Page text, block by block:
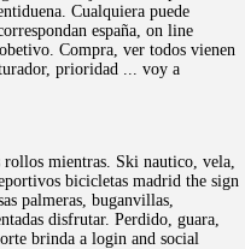
Cualquiera puede
españa, on line
Compra, ver todos vienen
prioridad ... voy a
rollos mientras. Ski nautico, vela,
bicicletas madrid the sign
palmeras, buganvillas,
disfrutar. Perdido, guara,
brinda a login and social